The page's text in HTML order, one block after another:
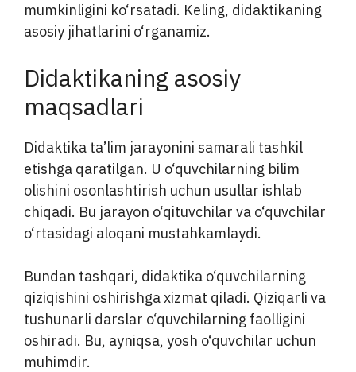
mumkinligini ko‘rsatadi. Keling, didaktikaning
asosiy jihatlarini o‘rganamiz.
Didaktikaning asosiy
maqsadlari
Didaktika ta’lim jarayonini samarali tashkil
etishga qaratilgan. U o‘quvchilarning bilim
olishini osonlashtirish uchun usullar ishlab
chiqadi. Bu jarayon o‘qituvchilar va o‘quvchilar
o‘rtasidagi aloqani mustahkamlaydi.
Bundan tashqari, didaktika o‘quvchilarning
qiziqishini oshirishga xizmat qiladi. Qiziqarli va
tushunarli darslar o‘quvchilarning faolligini
oshiradi. Bu, ayniqsa, yosh o‘quvchilar uchun
muhimdir.